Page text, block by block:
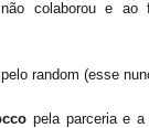
colaborou e
random (esse
pela parceria e